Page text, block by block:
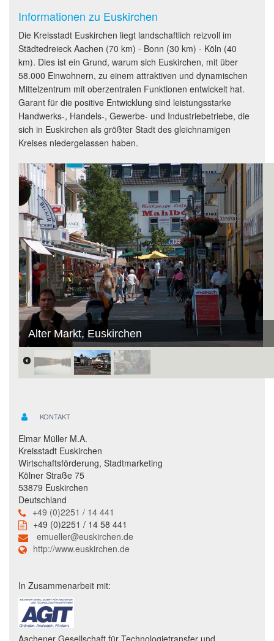
Informationen zu Euskirchen
Die Kreisstadt Euskirchen liegt landschaftlich reizvoll im
Städtedreieck Aachen (70 km) - Bonn (30 km) - Köln (40
km). Dies ist ein Grund, warum sich Euskirchen, mit über
58.000 Einwohnern, zu einem attraktiven und dynamischen
Mittelzentrum mit oberzentralen Funktionen entwickelt hat.
Garant für die positive Entwicklung sind leistungsstarke
Handwerks-, Handels-, Gewerbe- und Industriebetriebe, die
sich in Euskirchen als größter Stadt des gleichnamigen
Kreises niedergelassen haben.
Alter Markt, Euskirchen
KONTAKT
Elmar Müller M.A.
Kreisstadt Euskirchen
Wirtschaftsförderung, Stadtmarketing
Kölner Straße 75
53879 Euskirchen
Deutschland
+49 (0)2251 / 14 441
+49 (0)2251 / 14 58 441
emueller@euskirchen.de
http://www.euskirchen.de
In Zusammenarbeit mit: